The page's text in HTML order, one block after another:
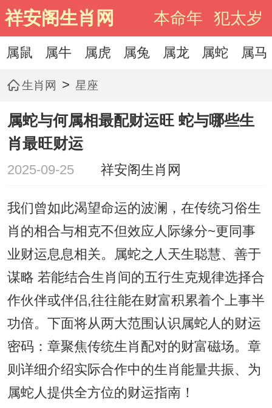
祥安阁生肖网 本命年 犯太岁
属鼠 属牛 属虎 属兔 属龙 属蛇 属马
生肖网 > 星座
属蛇与何属相最配财运旺 蛇与哪些生
肖最旺财运
2025-09-25 祥安阁生肖网
我们曾如此渴望命运的波澜，在传统习俗生
肖的相合与相克不但效应人际缘分~更同事
业财运息息相关。属蛇之人天生聪慧、善于
谋略 若能结合生肖间的五行生克规律选择合
作伙伴或伴侣,往往能在财富积累着个上事半
功倍。下面将从两大范围认识属蛇人的财运
密码：章聚焦传统生肖配对的财富磁场。章
则详细介绍实际合作中的生肖能量共振、为
属蛇人提供全方位的财运指南！